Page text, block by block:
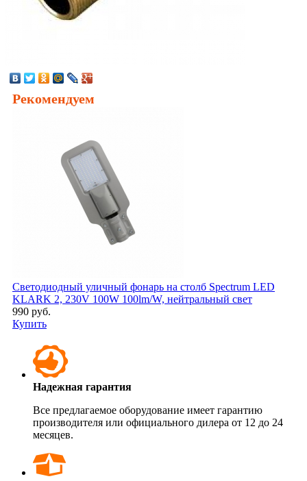
Рекомендуем
Светодиодный уличный фонарь на столб Spectrum LED
KLARK 2, 230V 100W 100lm/W, нейтральный свет
990 руб.
Купить
Надежная гарантия
Все предлагаемое оборудование имеет гарантию
производителя или официального дилера от 12 до 24
месяцев.